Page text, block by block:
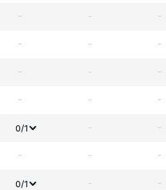
- - -
- - -
- - -
- - -
0/1 - -
- - -
0/1 - -